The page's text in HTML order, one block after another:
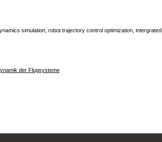
simulation, robot trajectory control optimization, intergrated
der Flugsysteme